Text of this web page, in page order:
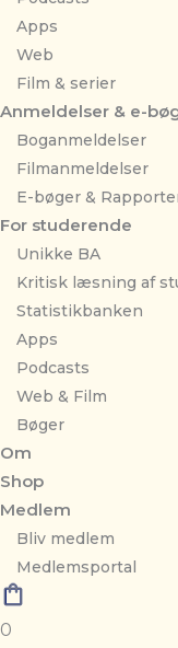
Apps
Web
Film & serier
Anmeldelser & e-
Boganmeldelser
Filmanmeldelser
E-bøger &
For studerende
Unikke BA
Kritisk læsning af
Statistikbanken
Apps
Podcasts
Web & Film
Bøger
Om
Shop
Medlem
Bliv medlem
Medlemsportal
0